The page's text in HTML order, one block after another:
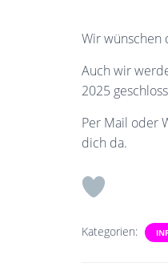
Wir wünschen
Auch wir
2025
Per Mail oder
dich da.
Kategorien: